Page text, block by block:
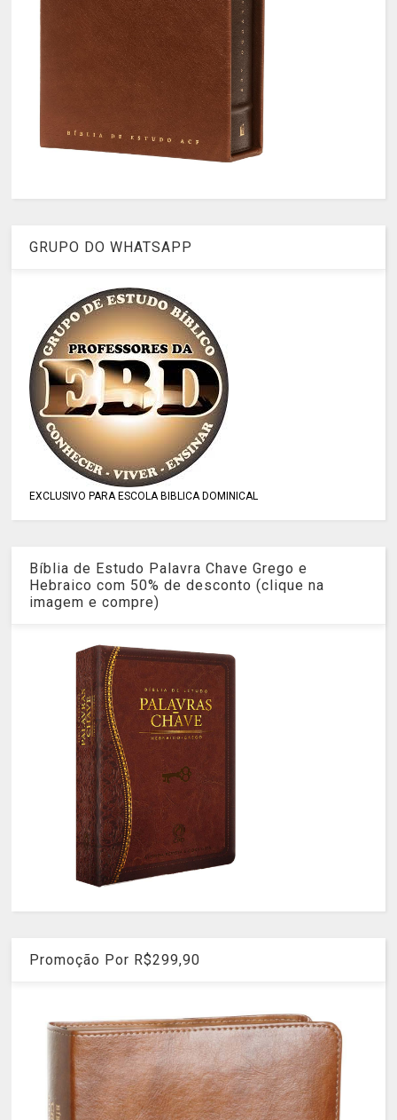
GRUPO DO WHATSAPP
EXCLUSIVO PARA ESCOLA BIBLICA DOMINICAL
Bíblia de Estudo Palavra Chave Grego e
Hebraico com 50% de desconto (clique na
imagem e compre)
Promoção Por R$299,90